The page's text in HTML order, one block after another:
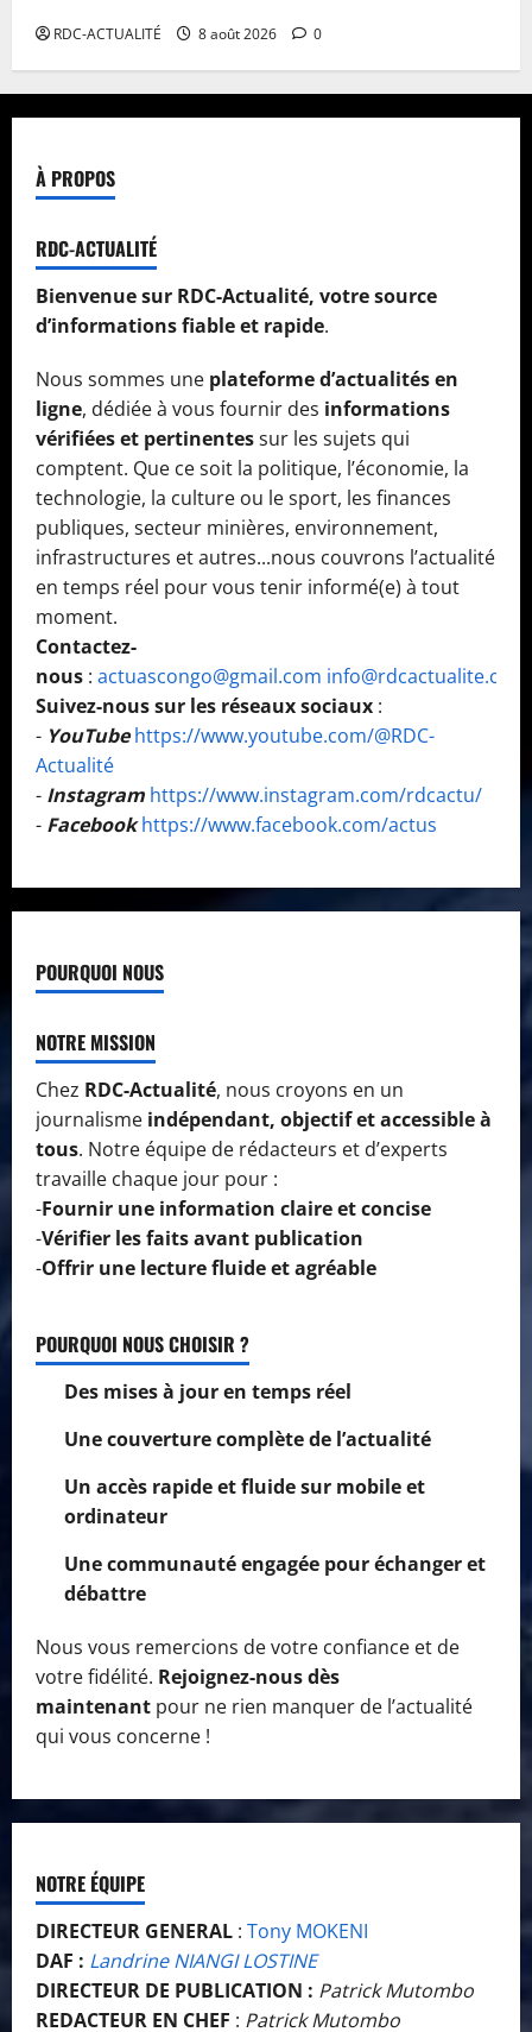
RDC-ACTUALITÉ 8 août 2026 0
À PROPOS
RDC-ACTUALITÉ
Bienvenue sur RDC-Actualité, votre source
d’informations fiable et rapide.
Nous sommes une plateforme d’actualités en
ligne, dédiée à vous fournir des informations
vérifiées et pertinentessur les sujets qui
comptent. Que ce soit la politique, l’économie, la
technologie, la culture ou le sport, les finances
publiques, secteur minières, environnement,
infrastructures et autres...nous couvrons l’actualité
en temps réel pour vous tenir informé(e) à tout
moment.
Contactez-
nous : actuascongo@gmail.com info@rdcactualite.com
Suivez-nous sur les réseaux sociaux :
- YouTube https://www.youtube.com/@RDC-
Actualité
- Instagram https://www.instagram.com/rdcactu/
- Facebook https://www.facebook.com/actus
POURQUOI NOUS
NOTRE MISSION
Chez RDC-Actualité, nous croyons en un
journalisme indépendant, objectif et accessible à
tous. Notre équipe de rédacteurs et d’experts
travaille chaque jour pour :
-Fournir une information claire et concise
-Vérifier les faits avant publication
-Offrir une lecture fluide et agréable
POURQUOI NOUS CHOISIR ?
Des mises à jour en temps réel
Une couverture complète de l’actualité
Un accès rapide et fluide sur mobile et
ordinateur
Une communauté engagée pour échanger et
débattre
Nous vous remercions de votre confiance et de
votre fidélité. Rejoignez-nous dès
maintenant pour ne rien manquer de l’actualité
qui vous concerne !
NOTRE ÉQUIPE
DIRECTEUR GENERAL : Tony MOKENI
DAF : Landrine NIANGI LOSTINE
DIRECTEUR DE PUBLICATION : Patrick Mutombo
REDACTEUR EN CHEF : Patrick Mutombo